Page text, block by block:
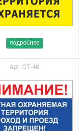
подробнее
Арт. ОТ-48